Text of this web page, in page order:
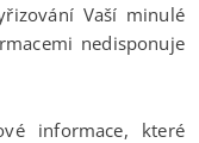
Vaší minulé
nedisponuje
informace, které